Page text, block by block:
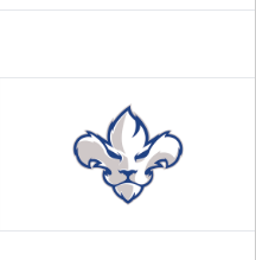
Info
1634 poste 200